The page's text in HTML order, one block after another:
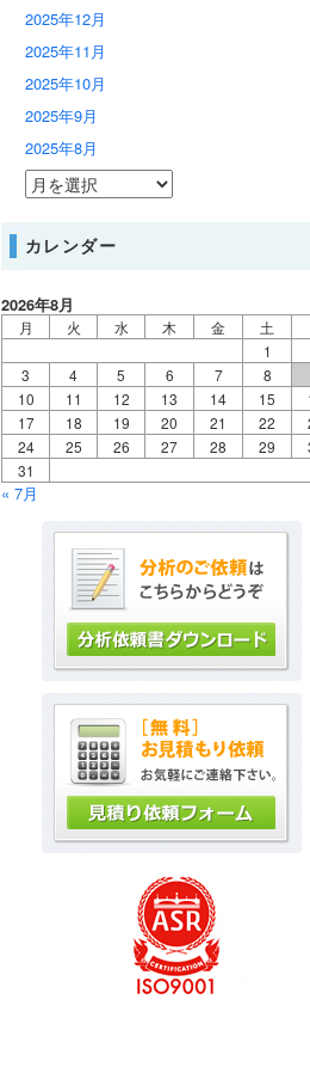
2025年12月
2025年11月
2025年10月
2025年9月
2025年8月
カレンダー
2026年8月
月 火 水 木 金 土
1
3
4 5 6 7 8
10
11 12 13 14 15
17
18 19 20 21 22
24
25 26 27 28 29
31
« 7月